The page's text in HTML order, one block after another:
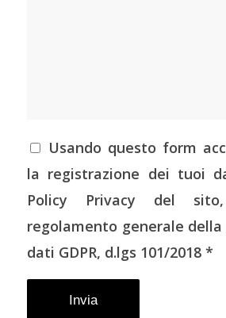
Usando questo form
la registrazione dei tuoi
Policy Privacy del
regolamento generale
dati GDPR, d.lgs 101/2018 *